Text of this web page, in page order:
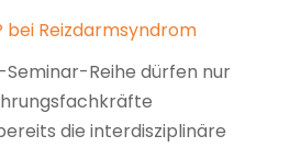
bei Reizdarmsyndrom
Seminar-Reihe dürfen nur
die interdisziplinäre